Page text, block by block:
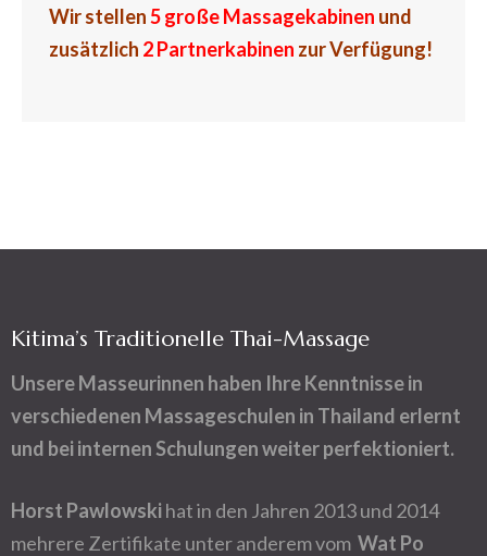
Wir stellen5 große Massagekabinen und
zusätzlich 2 Partnerkabinen zur Verfügung!
Kitima’s Traditionelle Thai-Massage
Unsere Masseurinnen haben Ihre Kenntnisse in
verschiedenen Massageschulen in Thailand erlernt
und bei internen Schulungen weiter perfektioniert.
Horst Pawlowskihat in den Jahren 2013 und 2014
mehrere Zertifikate unter anderem vom Wat Po